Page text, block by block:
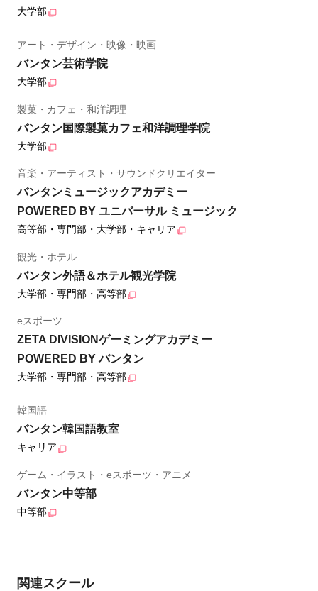
大学部
アート・デザイン・映像・映画
バンタン芸術学院
大学部
製菓・カフェ・和洋調理
バンタン国際製菓カフェ和洋調理学院
大学部
音楽・アーティスト・サウンドクリエイター
バンタンミュージックアカデミー
POWERED BY ユニバーサル ミュージック
高等部・専門部・大学部・キャリア
観光・ホテル
バンタン外語＆ホテル観光学院
大学部・専門部・高等部
eスポーツ
ZETA DIVISIONゲーミングアカデミー
POWERED BY バンタン
大学部・専門部・高等部
韓国語
バンタン韓国語教室
キャリア
ゲーム・イラスト・eスポーツ・アニメ
バンタン中等部
中等部
関連スクール